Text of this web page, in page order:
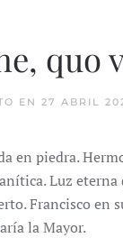
quo
EN 27 ABRIL
en piedra.
Luz eterna
Francisco en
la Mayor.